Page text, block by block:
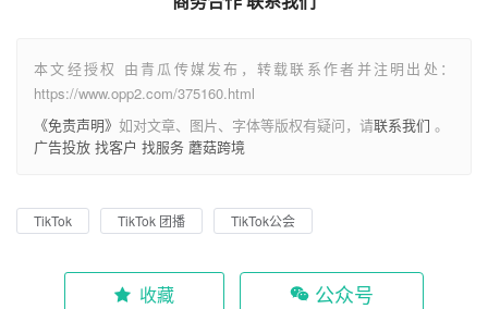
本文经授权 由青瓜传媒发布，转载联系作者并注明出处：
https://www.opp2.com/375160.html
《免责声明》 如对文章、图片、字体等版权有疑问，请联系我们 。
广告投放 找客户 找服务 蘑菇跨境
TikTok TikTok 团播 TikTok公会
收藏 公众号